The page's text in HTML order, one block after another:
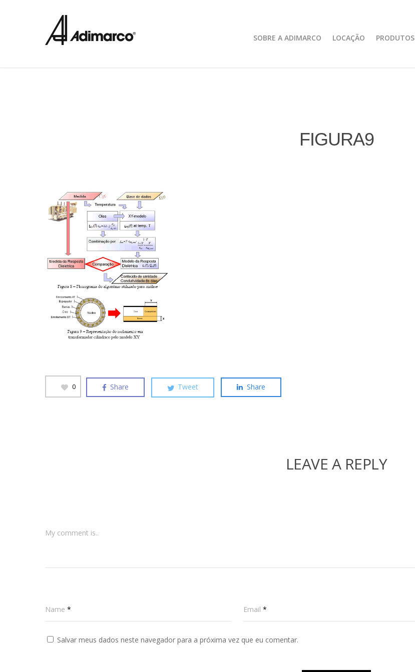
SOBRE A ADIMARCO LOCAÇÃO PRODUTOS
FIGURA9
0 Share Tweet Share
LEAVE A REPLY
My comment is..
Name * Email *
Salvar meus dados neste navegador para a próxima vez que eu comentar.